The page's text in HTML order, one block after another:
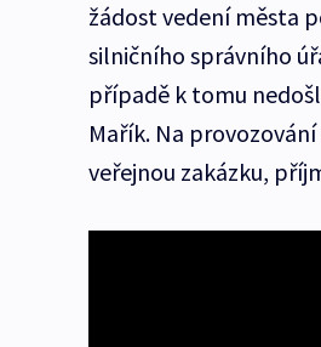
žádost vedení města
silničního správního
případě k tomu
Mařík. Na
veřejnou zakázku,